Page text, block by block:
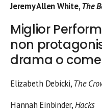
Jeremy Allen White,The
Miglior
non
drama o
Elizabeth Debicki, The
Hannah Einbinder,Hacks